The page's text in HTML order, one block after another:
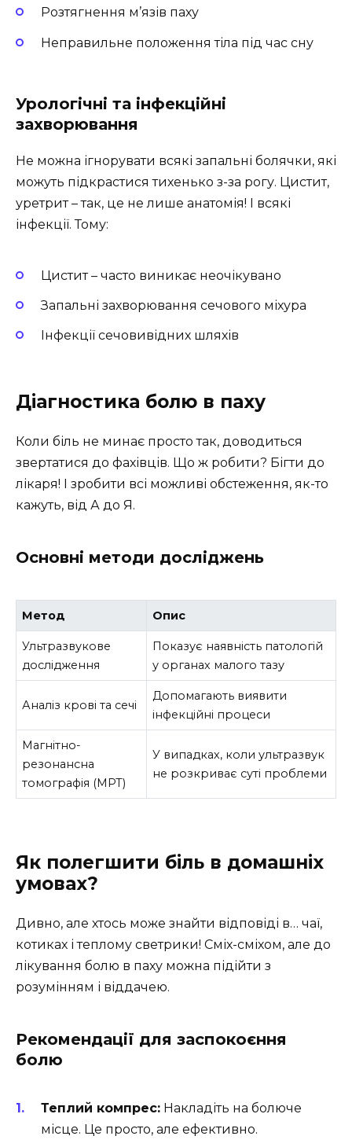
Розтягнення м’язів паху
Неправильне положення тіла під час сну
Урологічні та інфекційні
захворювання
Не можна ігнорувати всякі запальні болячки, які
можуть підкрастися тихенько з-за рогу. Цистит,
уретрит – так, це не лише анатомія! І всякі
інфекції. Тому:
Цистит – часто виникає неочікувано
Запальні захворювання сечового міхура
Інфекції сечовивідних шляхів
Діагностика болю в паху
Коли біль не минає просто так, доводиться
звертатися до фахівців. Що ж робити? Бігти до
лікаря! І зробити всі можливі обстеження, як-то
кажуть, від А до Я.
Основні методи досліджень
Метод Опис
Ультразвукове
дослідження
Показує наявність патологій
у органах малого тазу
Аналіз крові та сечі
Допомагають виявити
інфекційні процеси
Магнітно-
резонансна
томографія (МРТ)
У випадках, коли ультразвук
не розкриває суті проблеми
Як полегшити біль в домашніх
умовах?
Дивно, але хтось може знайти відповіді в… чаї,
котиках і теплому светрики! Сміх-сміхом, але до
лікування болю в паху можна підійти з
розумінням і віддачею.
Рекомендації для заспокоєння
болю
Теплий компрес: Накладіть на болюче
місце. Це просто, але ефективно.